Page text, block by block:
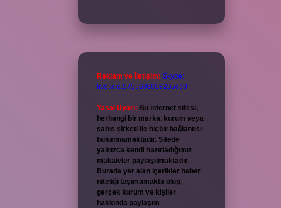
Reklam ve İletişim: Skype:
live:.cid.575569c608265c69
Yasal Uyarı: Bu internet sitesi,
herhangi bir marka, kurum veya
şahıs şirketi ile hiçbir bağlantısı
bulunmamaktadır. Sitede
yalnızca kendi hazırladığımız
makaleler paylaşılmaktadır.
Burada yer alan içerikler haber
niteliği taşımamakta olup,
gerçek kurum ve kişiler
hakkında paylaşım